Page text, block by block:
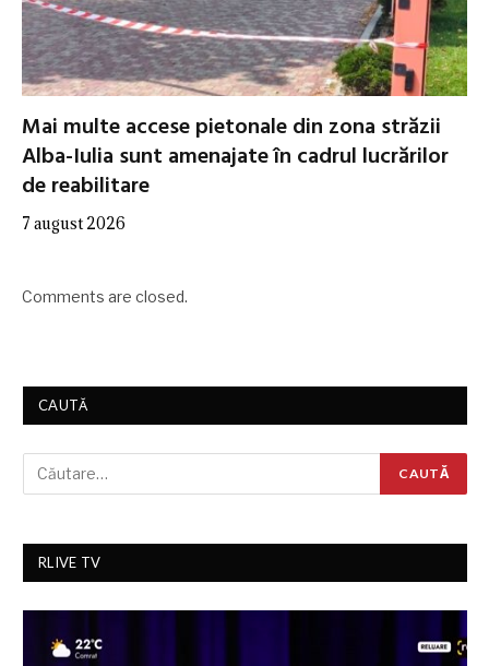
Mai multe accese pietonale din zona străzii
Alba-Iulia sunt amenajate în cadrul lucrărilor
de reabilitare
7 august 2026
Comments are closed.
CAUTĂ
RLIVE TV